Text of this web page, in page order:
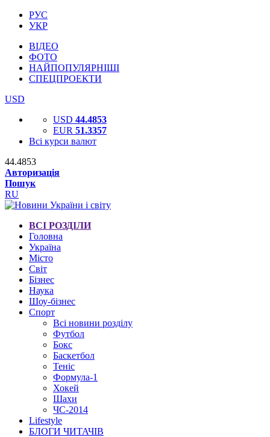
РУС
УКР
ВІДЕО
ФОТО
НАЙПОПУЛЯРНІШІ
СПЕЦПРОЕКТИ
USD
USD 44.4853
EUR 51.3357
Всі курси валют
44.4853
Авторизація
Пошук
RU
ВСІ РОЗДІЛИ
Головна
Україна
Місто
Світ
Бізнес
Наука
Шоу-бізнес
Спорт
Всі новини розділу
Футбол
Бокс
Баскетбол
Теніс
Формула-1
Хокей
Шахи
ЧС-2014
Lifestyle
БЛОГИ ЧИТАЧІВ